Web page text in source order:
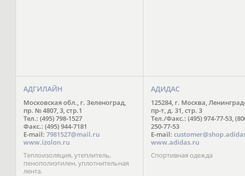
АДГИЛАЙН
Московская обл., г. Зеленоград,
пр. № 4807, 3, стр.1
Тел.: (495) 798-1527
Факс.: (495) 944-7181
E-mail: 7981527@mail.ru
www.izolon.ru
Теплоизоляция, утеплитель,
пенополиэтилен, уплотнительная
лента.
АДИДАС
125284, г. Москва,
пр-т, д. 31, стр. 3
Тел./Факс.: (495) 974-77-53,
250-77-53
E-mail:
www.adidas.ru
Спортивная одежда